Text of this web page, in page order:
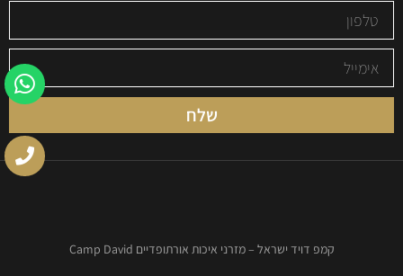
שלח
קמפ דויד ישראל – מזרני איכות אורתופדיים Camp David